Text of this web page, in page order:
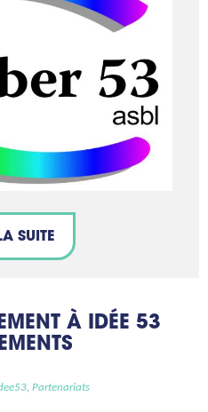
SUITE
À IDÉE 53
, Partenariats